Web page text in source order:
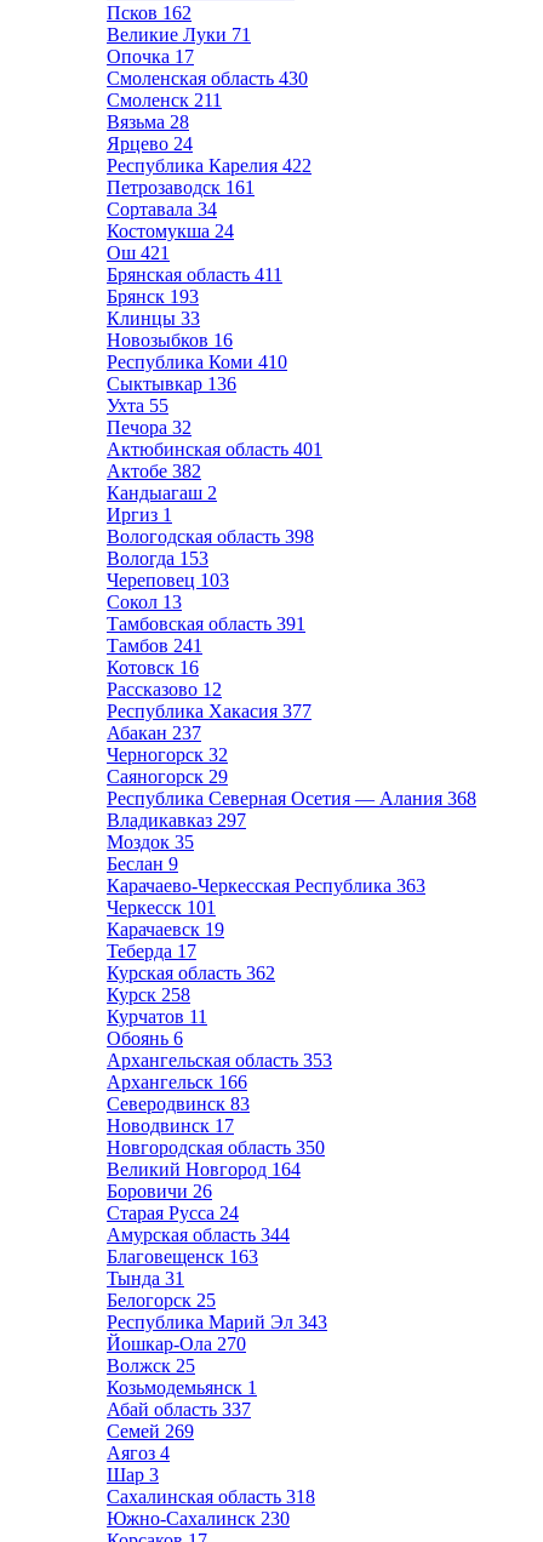
Псков 162
Великие Луки 71
Опочка 17
Смоленская область 430
Смоленск 211
Вязьма 28
Ярцево 24
Республика Карелия 422
Петрозаводск 161
Сортавала 34
Костомукша 24
Ош 421
Брянская область 411
Брянск 193
Клинцы 33
Новозыбков 16
Республика Коми 410
Сыктывкар 136
Ухта 55
Печора 32
Актюбинская область 401
Актобе 382
Кандыагаш 2
Иргиз 1
Вологодская область 398
Вологда 153
Череповец 103
Сокол 13
Тамбовская область 391
Тамбов 241
Котовск 16
Рассказово 12
Республика Хакасия 377
Абакан 237
Черногорск 32
Саяногорск 29
Республика Северная Осетия — Алания 368
Владикавказ 297
Моздок 35
Беслан 9
Карачаево-Черкесская Республика 363
Черкесск 101
Карачаевск 19
Теберда 17
Курская область 362
Курск 258
Курчатов 11
Обоянь 6
Архангельская область 353
Архангельск 166
Северодвинск 83
Новодвинск 17
Новгородская область 350
Великий Новгород 164
Боровичи 26
Старая Русса 24
Амурская область 344
Благовещенск 163
Тында 31
Белогорск 25
Республика Марий Эл 343
Йошкар-Ола 270
Волжск 25
Козьмодемьянск 1
Абай область 337
Семей 269
Аягоз 4
Шар 3
Сахалинская область 318
Южно-Сахалинск 230